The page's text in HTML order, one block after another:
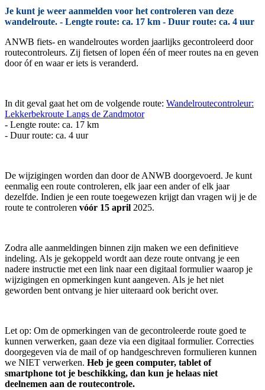
Je kunt je weer aanmelden voor het controleren van deze
wandelroute. - Lengte route: ca. 17 km - Duur route: ca. 4 uur
ANWB fiets- en wandelroutes worden jaarlijks gecontroleerd door
routecontroleurs. Zij fietsen of lopen één of meer routes na en geven
door óf en waar er iets is veranderd.
In dit geval gaat het om de volgende route: Wandelroutecontroleur:
Lekkerbekroute Langs de Zandmotor
- Lengte route: ca. 17 km
- Duur route: ca. 4 uur
De wijzigingen worden dan door de ANWB doorgevoerd. Je kunt
eenmalig een route controleren, elk jaar een ander of elk jaar
dezelfde. Indien je een route toegewezen krijgt dan vragen wij je de
route te controleren vóór 15 april 2025.
Zodra alle aanmeldingen binnen zijn maken we een definitieve
indeling. Als je gekoppeld wordt aan deze route ontvang je een
nadere instructie met een link naar een digitaal formulier waarop je
wijzigingen en opmerkingen kunt aangeven. Als je het niet
geworden bent ontvang je hier uiteraard ook bericht over.
Let op: Om de opmerkingen van de gecontroleerde route goed te
kunnen verwerken, gaan deze via een digitaal formulier. Correcties
doorgegeven via de mail of op handgeschreven formulieren kunnen
we NIET verwerken. Heb je geen computer, tablet of
smartphone tot je beschikking, dan kun je helaas niet
deelnemen aan de routecontrole.